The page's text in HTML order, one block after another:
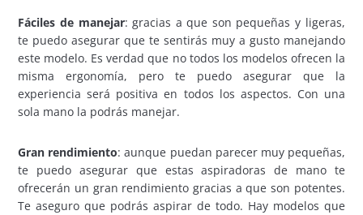
Fáciles de manejar: gracias a que son pequeñas y ligeras,
te puedo asegurar que te sentirás muy a gusto manejando
este modelo. Es verdad que no todos los modelos ofrecen la
misma ergonomía, pero te puedo asegurar que la
experiencia será positiva en todos los aspectos. Con una
sola mano la podrás manejar.
Gran rendimiento: aunque puedan parecer muy pequeñas,
te puedo asegurar que estas aspiradoras de mano te
ofrecerán un gran rendimiento gracias a que son potentes.
Te aseguro que podrás aspirar de todo. Hay modelos que